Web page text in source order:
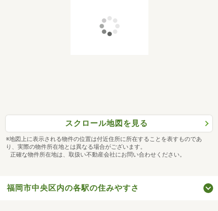
スクロール地図を見る
※地図上に表示される物件の位置は付近住所に所在することを表すものであ
り、実際の物件所在地とは異なる場合がございます。
正確な物件所在地は、取扱い不動産会社にお問い合わせください。
福岡市中央区内の各駅の住みやすさ